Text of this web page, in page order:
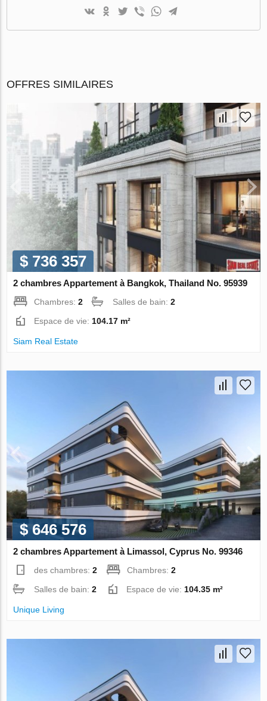
OFFRES SIMILAIRES
$ 736 357
2 chambres Appartement à Bangkok, Thailand No. 95939
Chambres:2 Salles de bain:2
Espace de vie:104.17 m²
Siam Real Estate
$ 646 576
2 chambres Appartement à Limassol, Cyprus No. 99346
des chambres:2 Chambres:2
Salles de bain:2 Espace de vie: 104.35 m²
Unique Living